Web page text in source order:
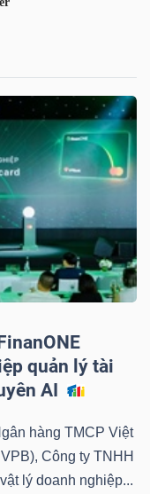
quản lý tài
AI
hàng TMCP Việt
Công ty TNHH
lý doanh nghiệp...